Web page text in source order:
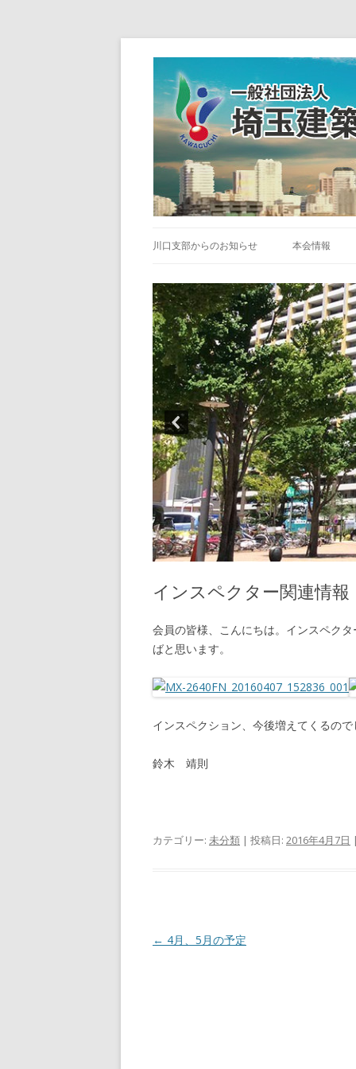
川口支部からのお知らせ 本会情報
インスペクター関連情報
会員の皆様、こんにちは。インスペク
ばと思います。
インスペクション、今後増えてくるので
鈴木 靖則
カテゴリー: 未分類 | 投稿日: 2016年4月7日 |
投
← 4月、5月の予定